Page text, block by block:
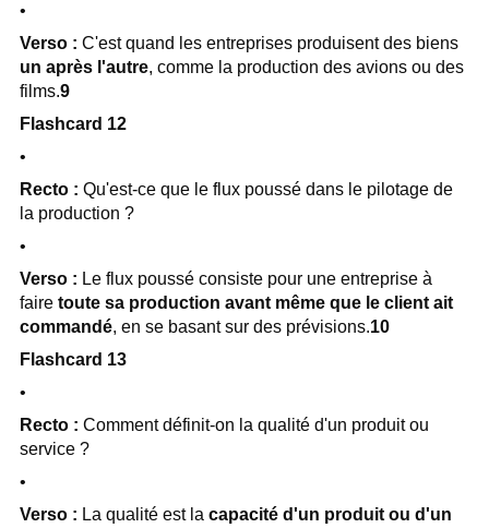
•
Verso : C'est quand les entreprises produisent des biens
un après l'autre, comme la production des avions ou des
films.9
Flashcard 12
•
Recto : Qu'est-ce que le flux poussé dans le pilotage de
la production ?
•
Verso : Le flux poussé consiste pour une entreprise à
faire toute sa production avant même que le client ait
commandé, en se basant sur des prévisions.10
Flashcard 13
•
Recto : Comment définit-on la qualité d'un produit ou
service ?
•
Verso : La qualité est la capacité d'un produit ou d'un